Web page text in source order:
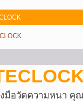
มือวัดความหนา คุ